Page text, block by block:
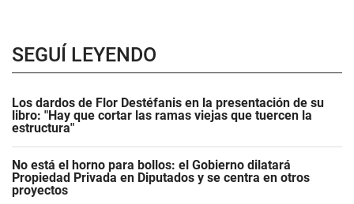
SEGUÍ LEYENDO
Los dardos de Flor Destéfanis en la presentación de su
libro: "Hay que cortar las ramas viejas que tuercen la
estructura"
No está el horno para bollos: el Gobierno dilatará
Propiedad Privada en Diputados y se centra en otros
proyectos